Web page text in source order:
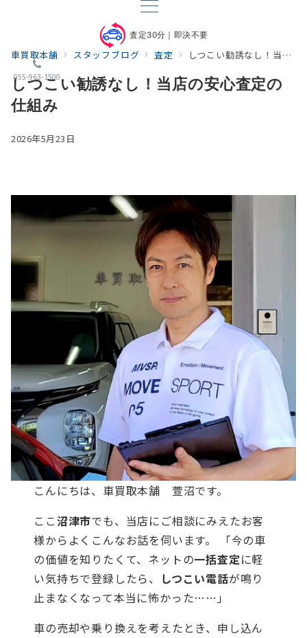
査定30分｜即決不要
055-963-1500
車買取本舗 スタッフブログ 査定 しつこい勧誘なし！当店の安心査定の仕組み
しつこい勧誘なし！当店の安心査定の
仕組み
2026年5月23日
こんにちは、車買取本舗 萱沼です。
ここ沼津市でも、当店にご相談にみえたお客
様からよくこんなお話を伺います。 「今の車
の価値を知りたくて、ネットの一括査定に軽
い気持ちで登録したら、 しつこい電話が鳴り
止まなくなって本当に怖かった……」
車の売却や乗り換えを考えたとき、申し込ん